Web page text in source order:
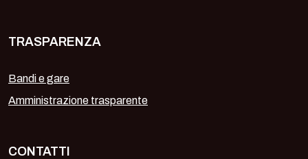
TRASPARENZA
Bandi e gare
Amministrazione trasparente
CONTATTI